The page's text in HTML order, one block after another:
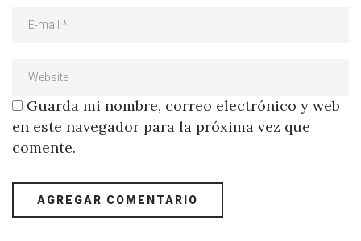
Guarda mi nombre, correo electrónico y web
en este navegador para la próxima vez que
comente.